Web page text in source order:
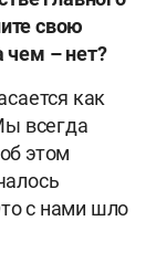
свою
чем – нет?
как
всегда
этом
с нами шло